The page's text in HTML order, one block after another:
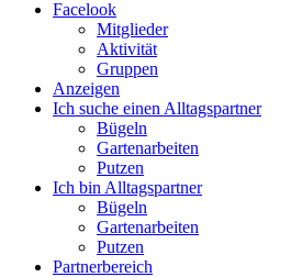
Facelook
Mitglieder
Aktivität
Gruppen
Anzeigen
Ich suche einen Alltagspartner
Bügeln
Gartenarbeiten
Putzen
Ich bin Alltagspartner
Bügeln
Gartenarbeiten
Putzen
Partnerbereich